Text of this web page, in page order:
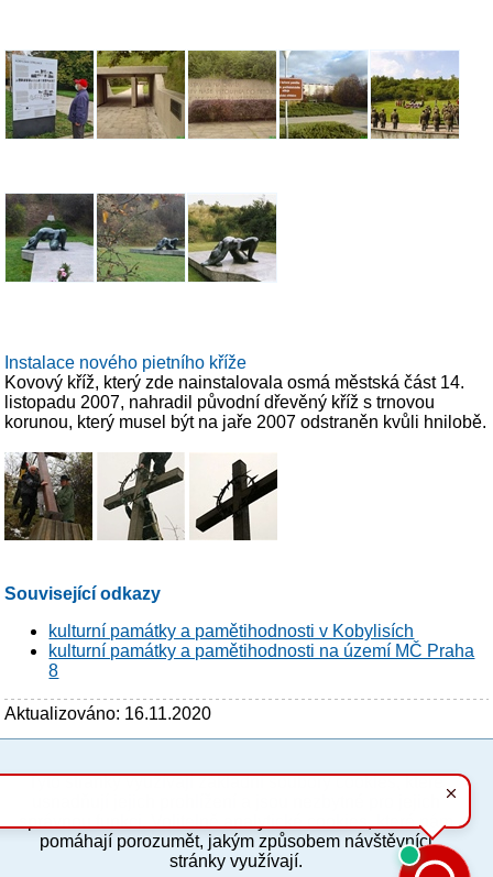
Instalace nového pietního kříže
Kovový kříž, který zde nainstalovala osmá městská část 14.
listopadu 2007, nahradil původní dřevěný kříž s trnovou
korunou, který musel být na jaře 2007 odstraněn kvůli hnilobě.
Související odkazy
kulturní památky a pamětihodnosti v Kobylisích
kulturní památky a pamětihodnosti na území MČ Praha
8
Aktualizováno: 16.11.2020
ENG
Povinné a praktické informace
Tyto stránky využívají základní soubory cookies, které
správnou funkci. Volitelně analytické cookies, které nám
pomáhají porozumět, jakým způsobem návštěvníci
stránky využívají.